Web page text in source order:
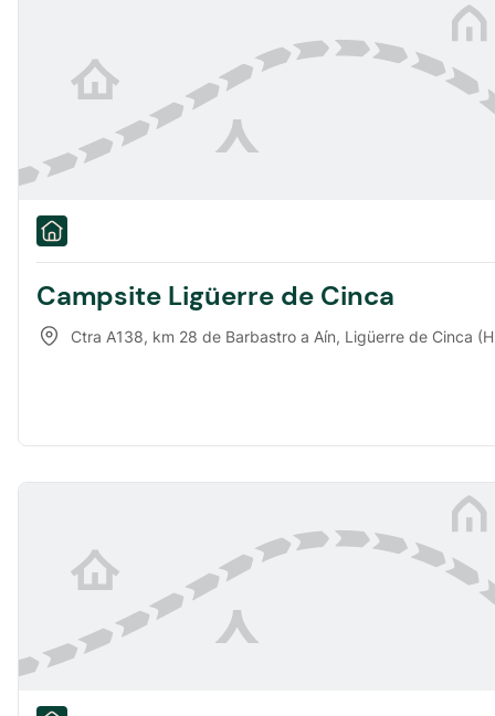
Campsite Ligüerre de Cinca
Ctra A138, km 28 de Barbastro a Aín, Ligüerre de Cinca